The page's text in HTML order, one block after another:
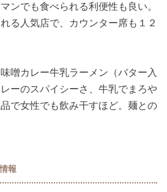
ンでも食べられる利便性も良い。
る人気店で、カウンター席も１２
噌カレー牛乳ラーメン（バター入
ーのスパイシーさ、牛乳でまろや
で女性でも飲み干すほど。麺との
報